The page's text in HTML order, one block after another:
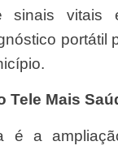
sinais vitais
portátil
Tele Mais